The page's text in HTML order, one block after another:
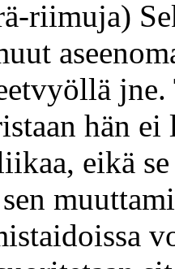
riimuja)
jne.
hän
eikä